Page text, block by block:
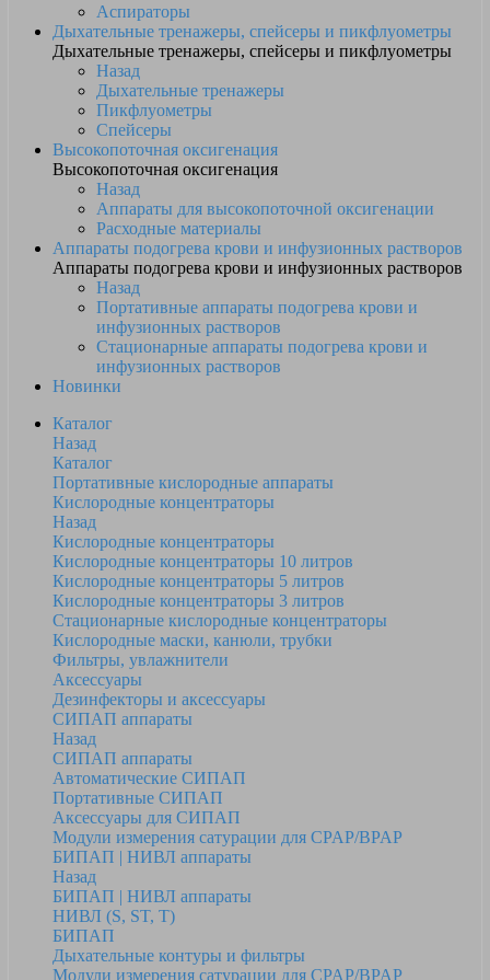
Аспираторы
Дыхательные тренажеры, спейсеры и пикфлуометры
Дыхательные тренажеры, спейсеры и пикфлуометры
Назад
Дыхательные тренажеры
Пикфлуометры
Спейсеры
Высокопоточная оксигенация
Высокопоточная оксигенация
Назад
Аппараты для высокопоточной оксигенации
Расходные материалы
Аппараты подогрева крови и инфузионных растворов
Аппараты подогрева крови и инфузионных растворов
Назад
Портативные аппараты подогрева крови и
инфузионных растворов
Стационарные аппараты подогрева крови и
инфузионных растворов
Новинки
Каталог
Назад
Каталог
Портативные кислородные аппараты
Кислородные концентраторы
Назад
Кислородные концентраторы
Кислородные концентраторы 10 литров
Кислородные концентраторы 5 литров
Кислородные концентраторы 3 литров
Стационарные кислородные концентраторы
Кислородные маски, канюли, трубки
Фильтры, увлажнители
Аксессуары
Дезинфекторы и аксессуары
СИПАП аппараты
Назад
СИПАП аппараты
Автоматические СИПАП
Портативные СИПАП
Аксессуары для СИПАП
Модули измерения сатурации для CPAP/BPAP
БИПАП | НИВЛ аппараты
Назад
БИПАП | НИВЛ аппараты
НИВЛ (S, ST, T)
БИПАП
Дыхательные контуры и фильтры
Модули измерения сатурации для CPAP/BPAP